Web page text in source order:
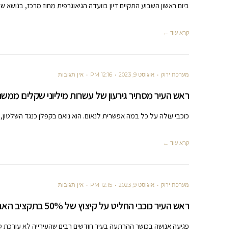
ביום ראשון השבוע התקיים דיון בוועדה הגיאוגרפית מחוז מרכז,
קרא עוד ←
מערכת ירוק אוגוסט 9, 2023 12:16 PM אין תגובות
ראש העיר מסתיר גירעון של עשרות מיליוני שקלים
כוכבי עולה על כל במה אפשרית לנאום. הוא נואם בקפלן כנגד
קרא עוד ←
מערכת ירוק אוגוסט 9, 2023 12:15 PM אין תגובות
ראש העיר כוכבי החליט על קיצוץ של 50% בתקציב האבטחה עירונית
פגיעה אנושה בכושר ההרתעה בעיר חודשים רבים שהעירייה לא עורכת